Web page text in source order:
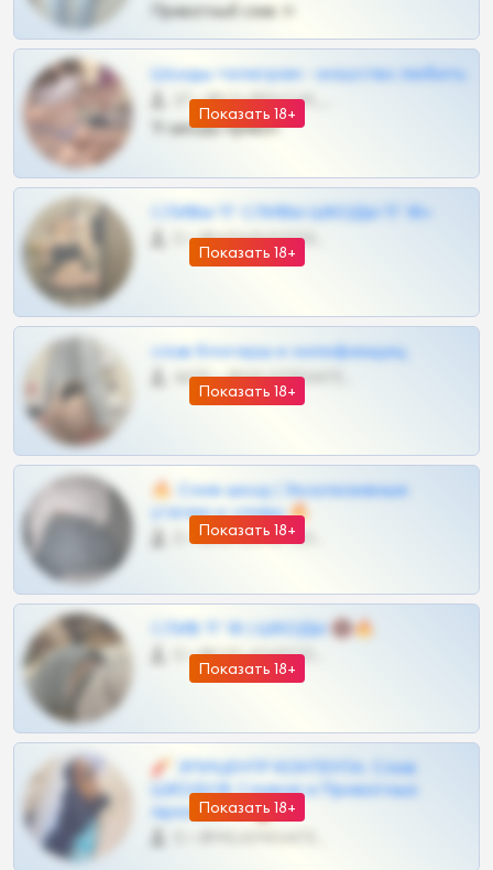
Приватный слив тг
Показать 18+
Шкоды телеграм - искуство любить
27 •
Тг шкоды приват
Показать 18+
СЛИВЫ ТГ СЛИВЫ ШКОДЫ ТГ 18+
0 •
Показать 18+
слив блогерш и онлифанщиц
4675 •
Показать 18+
🔥 Слив шкод | Эксклюзивные
утечки и сливы 🔥
0 •
Показать 18+
СЛИВ ТГ 18 | ШКОДЫ 🔞🔥
0 •
Показать 18+
🧨 ЭПИЦЕНТР КОНТЕНТА: Слив
ШКОДОВ Сливов и Приватных
Архивов ТГ 🔞💎